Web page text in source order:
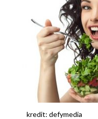
kredit: defymedia